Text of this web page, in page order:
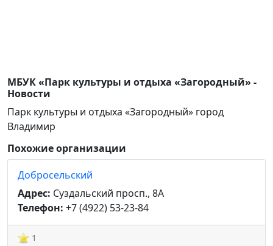
МБУК «Парк культуры и отдыха «Загородный» -
Новости
Парк культуры и отдыха «Загородный» город
Владимир
Похожие организации
Добросельский
Адрес: Суздальский просп., 8А
Телефон: +7 (4922) 53-23-84
1